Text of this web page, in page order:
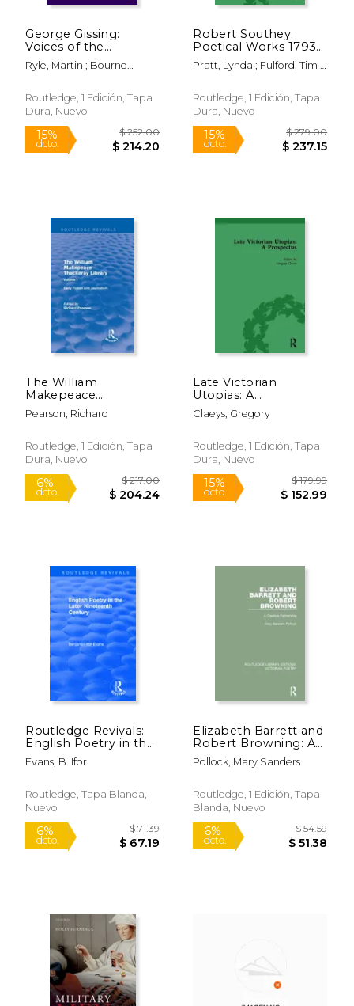
40% 40%
15%
dcto.
15%
dcto.
George Gissing:
Voices of the
Unclassed (en Inglés)
Ryle, Martin ; Bourne
Routledge, 1 Edición, Tapa
Dura, Nuevo
dcto. $ 214.20
Robert Southey:
Poetical Works 1793-
1810 Vol 1 (en Inglés)
Pratt, Lynda ; Fulford, Tim ;
Routledge, 1 Edición, Tapa
Dura, Nuevo
dcto. $
The William
Makepeace
Thackeray Library:
Volume I - Early
Journalism (en
Inglés)
Pearson, Richard
Routledge, 1 Edición, Tapa
Dura, Nuevo
Late Victorian
Utopias: A
Prospectus, Volume 1
(en Inglés)
Claeys, Gregory
Routledge, 1 Edición, Tapa
Dura, Nuevo
Routledge Revivals:
English Poetry in the
Later Nineteenth
Century (1933) (en
Evans, B. Ifor
Routledge, Tapa Blanda,
Nuevo
Elizabeth Barrett and
Robert Browning: A
Creative Partnership
(en Inglés)
Pollock, Mary Sanders
Routledge, 1 Edición, Tapa
Blanda, Nuevo